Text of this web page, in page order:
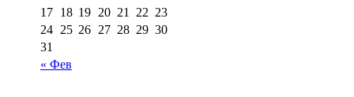
« Фев
17 18 19 20 21 22 23
24 25 26 27 28 29 30
31